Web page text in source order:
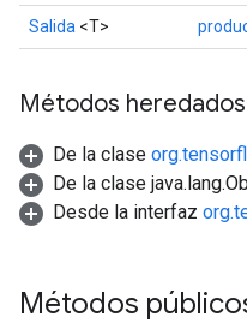
Salida <T>
Métodos heredados
De la clase
De la clase
Desde la interfaz
Métodos